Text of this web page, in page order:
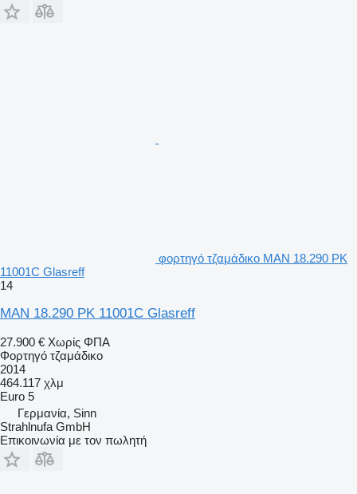
φορτηγό τζαμάδικο MAN 18.290 PK
11001C Glasreff
14
MAN 18.290 PK 11001C Glasreff
27.900 € Χωρίς ΦΠΑ
Φορτηγό τζαμάδικο
2014
464.117 χλμ
Euro 5
Γερμανία, Sinn
Strahlnufa GmbH
Επικοινωνία με τον πωλητή